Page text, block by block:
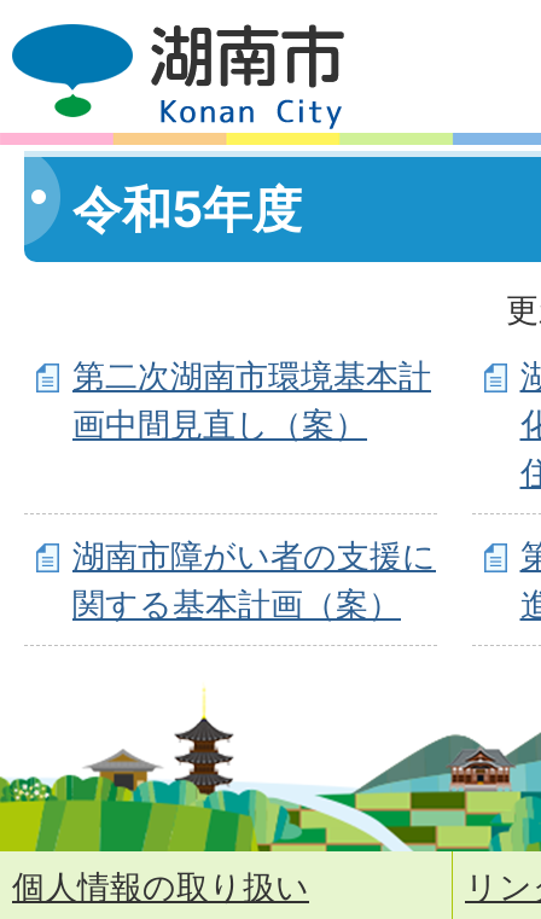
令和5年度
第二次湖南市環境基本計
画中間見直し（案）
湖南市障がい者の支援に
関する基本計画（案）
個人情報の取り扱い
リ